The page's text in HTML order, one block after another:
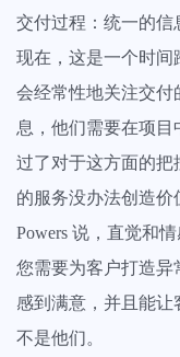
交付过程：统一的信
现在，这是一个时间
会经常性地关注交付
息，他们需要在项
过了对于这方面的把
的服务没办法创造价
Powers 说，直觉和
您需要为客户打造异
感到满意，并且能
不是他们。